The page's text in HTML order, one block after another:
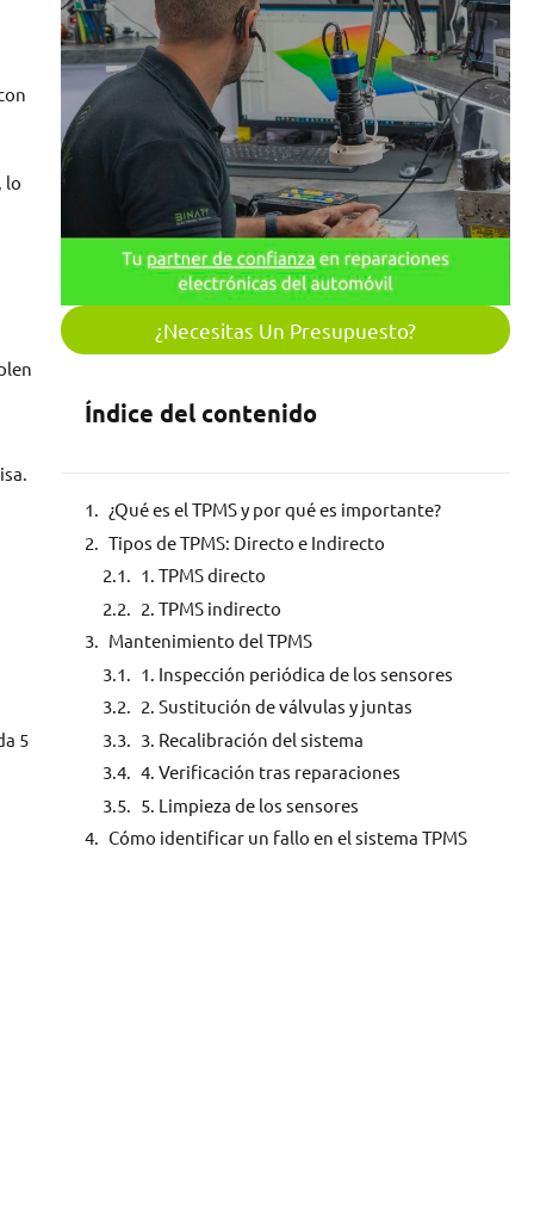
lo
5
¿Necesitas Un Presupuesto?
Índice del contenido
¿Qué es el TPMS y por qué es importante?
Tipos de TPMS: Directo e Indirecto
1. TPMS directo
2. TPMS indirecto
Mantenimiento del TPMS
1. Inspección periódica de los sensores
2. Sustitución de válvulas y juntas
3. Recalibración del sistema
4. Verificación tras reparaciones
5. Limpieza de los sensores
Cómo identificar un fallo en el sistema TPMS